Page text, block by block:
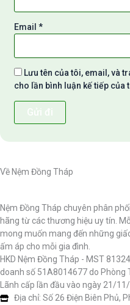
Email*
Lưu tên của tôi, email, và
cho lần bình luận kế tiếp của
Về Nệm Đồng Tháp
Nệm Đồng Tháp chuyên phân
hãng từ các thương hiệu uy tín.
mong muốn mang đến những
ấm áp cho mỗi gia đình.
HKD Nệm Đồng Tháp - MST
doanh số 51A8014677 do Phòng
Lãnh cấp lần đầu vào ngày 21/
Địa chỉ: Số 26 Điện Biên Phủ,